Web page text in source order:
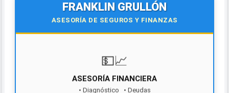
FRANKLIN GRULLÓN
ASESORÍA DE SEGUROS Y FINANZAS
ASESORÍA FINANCIERA
• Diagnóstico • Deudas
• Préstamos • Financiamientos